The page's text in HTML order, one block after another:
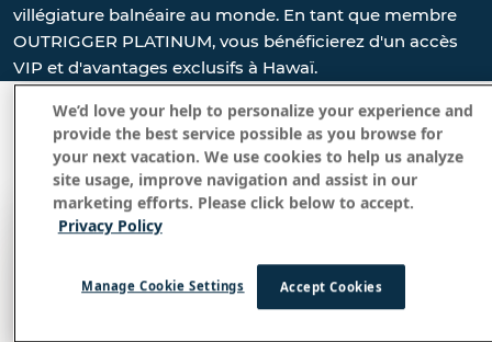
villégiature balnéaire au monde. En tant que membre
OUTRIGGER PLATINUM, vous bénéficierez d'un accès
VIP et d'avantages exclusifs à Hawaï.
We’d love your help to personalize your experience and
provide the best service possible as you browse for
your next vacation. We use cookies to help us analyze
site usage, improve navigation and assist in our
marketing efforts. Please click below to accept.
Privacy Policy
Accept Cookies
Manage Cookie Settings